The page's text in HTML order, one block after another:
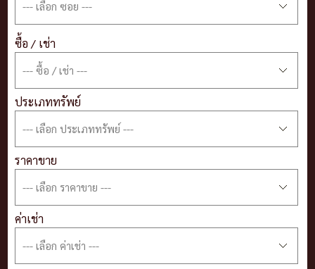
ซื้อ / เช่า
ประเภททรัพย์
ราคาขาย
ค่าเช่า